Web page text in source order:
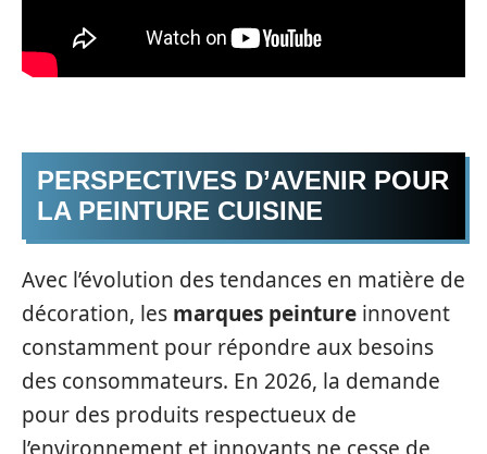
PERSPECTIVES D’AVENIR POUR
LA PEINTURE CUISINE
Avec l’évolution des tendances en matière de
décoration, les marques peinture innovent
constamment pour répondre aux besoins
des consommateurs. En 2026, la demande
pour des produits respectueux de